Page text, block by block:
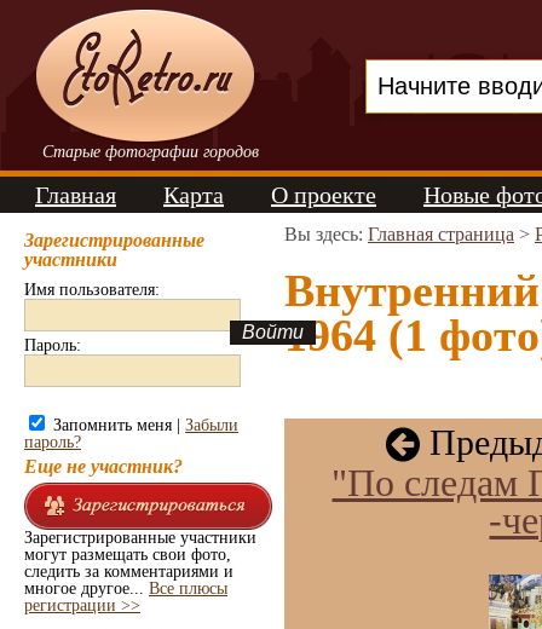
Старые фотографии городов
Главная Карта О проекте Новые
Зарегистрированные
участники
Имя пользователя:
Пароль:
Запомнить меня | Забыли
пароль?
Еще не участник?
Зарегистрированные участники
могут размещать свои фото,
следить за комментариями и
многое другое... Все плюсы
регистрации >>
Вы здесь: Главная страница >
1964 (1
"По следам
-